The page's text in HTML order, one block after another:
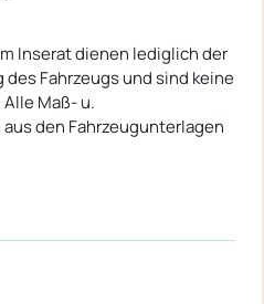
Inserat dienen lediglich der
Fahrzeugs und sind keine
Maß- u.
den Fahrzeugunterlagen